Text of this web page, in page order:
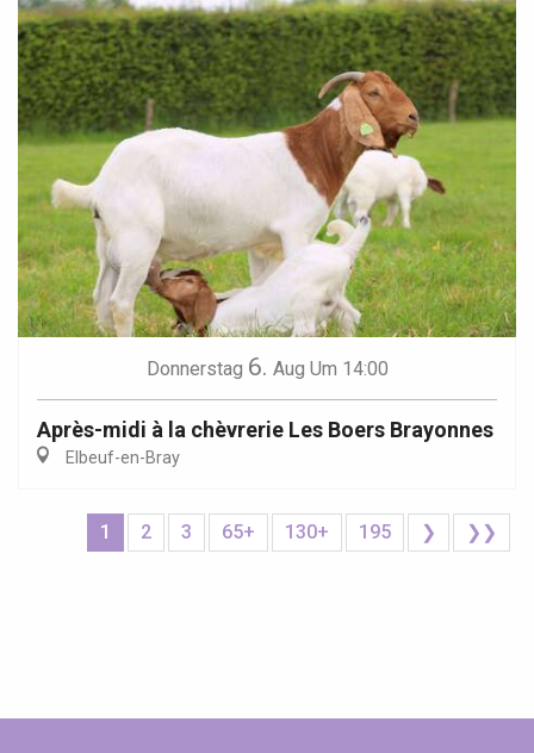
Donnerstag 6. Aug Um 14:00
Après-midi à la chèvrerie Les Boers Brayonnes
Elbeuf-en-Bray
1 2 3 65+ 130+ 195 ❯ ❯❯